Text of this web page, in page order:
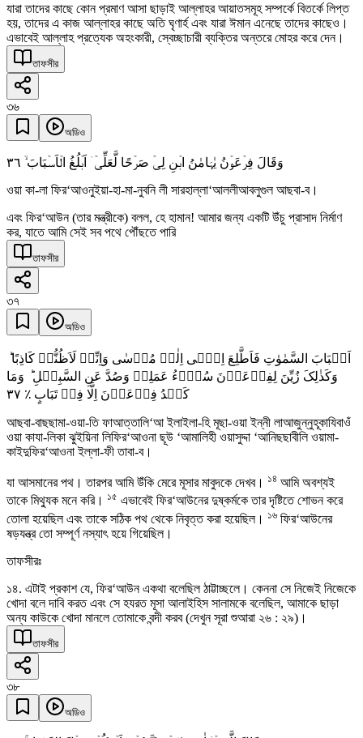
যারা তাদের কাছে কোন প্রমাণ আসা ছাড়াই আল্লাহর আয়াতসমূহ সম্পর্কে বিতর্কে লিপ্ত
হয়, তাদের এ কাজ আল্লাহর কাছে অতি ঘৃণার্হ এবং যারা ঈমান এনেছে তাদের কাছেও।
এভাবেই আল্লাহ প্রত্যেক অহংকারী, স্বেচ্ছাচারী ব্যক্তির অন্তরে মোহর করে দেন।
তাফসীর
৩৬
অডিও
وَقَالَ فِرۡعَوۡنُ یٰہَامٰنُ ابۡنِ لِیۡ صَرۡحًا لَّعَلِّیۡۤ اَبۡلُغُ الۡاَسۡبَابَ ۙ ٣٦
ওয়া কা-লা ফির‘আওনুইয়া-হা-মা-নুবনি লী সারহাল্লা‘আললীআবলুগুল আছবা-ব।
এবং ফির‘আউন (তার মন্ত্রীকে) বলল, হে হামান! আমার জন্য একটি উঁচু প্রাসাদ নির্মাণ
কর, যাতে আমি সেই সব পথে পৌঁছতে পারি
তাফসীর
৩৭
অডিও
اَسۡبَابَ السَّمٰوٰتِ فَاَطَّلِعَ اِلٰۤی اِلٰہِ مُوۡسٰی وَاِنِّیۡ لَاَظُنُّہٗ کَاذِبًا ؕ
وَکَذٰلِکَ زُیِّنَ لِفِرۡعَوۡنَ سُوۡٓءُ عَمَلِہٖ وَصُدَّ عَنِ السَّبِیۡلِ ؕ وَمَا
کَیۡدُ فِرۡعَوۡنَ اِلَّا فِیۡ تَبَابٍ ٪ ٣٧
আছবা-বাছছামা-ওয়া-তি ফাআত্তালি‘আ ইলাইলা-হি মূছা-ওয়া ইন্নী লাআজুন্নুহূকাযিবাওঁ
ওয়া কাযা-লিকা ঝুইয়িনা লিফির‘আওনা ছূউ ‘আমালিহী ওয়াসুদ্দা ‘আনিছছাবীলি ওয়ামা-
কাইদুফির‘আওনা ইল্লা-ফী তাবা-ব।
যা আসমানের পথ। তারপর আমি উঁকি মেরে মূসার মাবুদকে দেখব। ১৪ আমি অবশ্যই
তাকে মিথ্যুক মনে করি। ১৫ এভাবেই ফির‘আউনের দুষ্কর্মকে তার দৃষ্টিতে শোভন করে
তোলা হয়েছিল এবং তাকে সঠিক পথ থেকে নিবৃত্ত করা হয়েছিল। ১৬ ফির‘আউনের
ষড়যন্ত্র তো সম্পূর্ণ নস্যাৎ হয়ে গিয়েছিল।
তাফসীরঃ
১৪. এটাই প্রকাশ যে, ফির‘আউন একথা বলেছিল ঠাট্টাচ্ছলে। কেননা সে নিজেই নিজেকে
খোদা বলে দাবি করত এবং সে হযরত মূসা আলাইহিস সালামকে বলেছিল, আমাকে ছাড়া
অন্য কাউকে খোদা মানলে তোমাকে বন্দী করব (দেখুন সূরা শুআরা ২৬ : ২৯)।
তাফসীর
৩৮
অডিও